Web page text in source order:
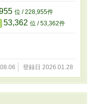
が夢でしか無かった事
巻く環境が、思っていた
っと自身の足で歩き始
うになり アイリスは再
位 / 228,955件
53,362 位 / 53,362件
登録日 2026.01.28